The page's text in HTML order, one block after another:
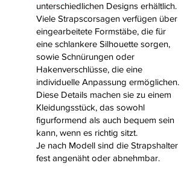
unterschiedlichen Designs erhältlich.
Viele Strapscorsagen verfügen über
eingearbeitete Formstäbe, die für
eine schlankere Silhouette sorgen,
sowie Schnürungen oder
Hakenverschlüsse, die eine
individuelle Anpassung ermöglichen.
Diese Details machen sie zu einem
Kleidungsstück, das sowohl
figurformend als auch bequem sein
kann, wenn es richtig sitzt.
Je nach Modell sind die Strapshalter
fest angenäht oder abnehmbar.